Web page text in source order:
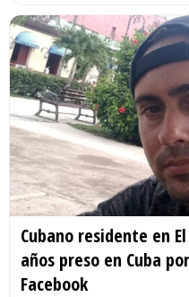
Cubano residente en
años preso en Cuba
Facebook